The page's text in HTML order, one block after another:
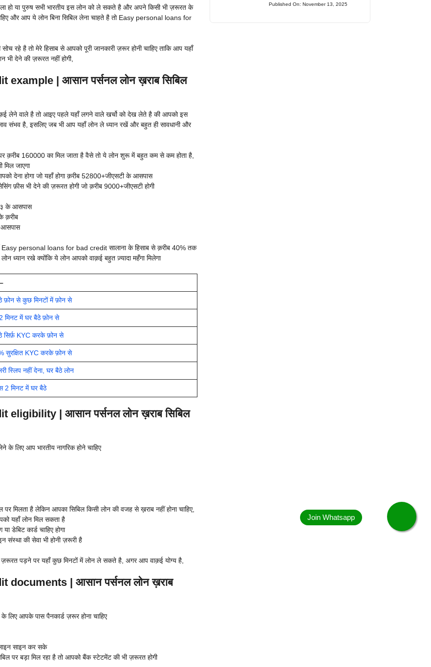
हो या पुरुष सभी भारतीय इस लोन को ले सकते है और अपने किसी भी ज़रूरत के
और आप ये लोन बिना सिबिल लेना चाहते है तो Easy personal loans for
है तो मेरे हिसाब से आपको पूरी जानकारी ज़रूर होनी चाहिए ताकि आप यहाँ
भी देने की ज़रूरत नहीं होगी,
| आसान पर्सनल लोन ख़राब सिबिल
लेने वाले है तो आइए पहले यहाँ लगने वाले खर्चो को देख लेते है की आपको इस
संभव है, इसलिए जब भी आप यहाँ लोन ले ध्यान रखें और बहुत ही सावधानी और
क़रीब 160000 का मिल जाता है वैसे तो ये लोन शुरू में बहुत कम से कम होता है,
जाएगा
देना होगा जो यहाँ होगा क़रीब 52800+जीएसटी के आसपास
फ़ीस भी देने की ज़रूरत होगी जो क़रीब 9000+जीएसटी होगी
के आसपास
क़रीब
आसपास
personal loans for bad credit सालाना के हिसाब से क़रीब 40% तक
ध्यान रखे क्योंकि ये लोन आपको वाक़ई बहुत ज़्यादा महँगा मिलेगा
फ़ोन से कुछ मिनटों में फ़ोन से
मिनट में घर बैठे फ़ोन से
सिर्फ़ KYC करके फ़ोन से
सुरक्षित KYC करके फ़ोन से
स्लिप नहीं देना, घर बैठे लोन
2 मिनट में घर बैठे
| आसान पर्सनल लोन ख़राब सिबिल
आप भारतीय नागरिक होने चाहिए
मिलता है लेकिन आपका सिबिल किसी लोन की वजह से ख़राब नहीं होना चाहिए,
यहाँ लोन मिल सकता है
डेबिट कार्ड चाहिए होगा
संस्था की सेवा भी होनी ज़रूरी है
पड़ने पर यहाँ कुछ मिनटों में लोन ले सकते है, अगर आप वाक़ई योग्य है,
| आसान पर्सनल लोन ख़राब
आपके पास पैनकार्ड ज़रूर होना चाहिए
साइन कर सके
पर बड़ा मिल रहा है तो आपको बैंक स्टेटमेंट की भी ज़रूरत होगी
Published On: November 13, 2025